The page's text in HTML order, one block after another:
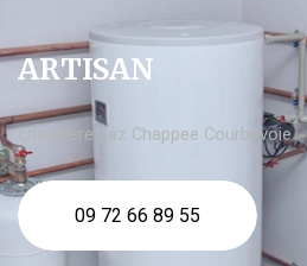
ARTISAN
chaudière gaz Chappee Courbevoie
09 72 66 89 55